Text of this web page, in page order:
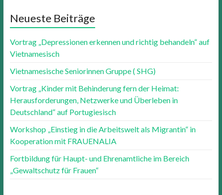
Neueste Beiträge
Vortrag „Depressionen erkennen und richtig behandeln“ auf
Vietnamesisch
Vietnamesische Seniorinnen Gruppe ( SHG)
Vortrag „Kinder mit Behinderung fern der Heimat:
Herausforderungen, Netzwerke und Überleben in
Deutschland“ auf Portugiesisch
Workshop „Einstieg in die Arbeitswelt als Migrantin“ in
Kooperation mit FRAUENALIA
Fortbildung für Haupt- und Ehrenamtliche im Bereich
„Gewaltschutz für Frauen“